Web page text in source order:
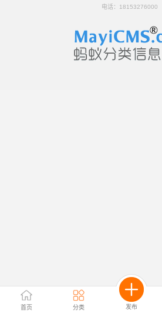
首页 分类 发布
电话： 18153276000